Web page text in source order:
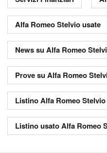
Alfa Romeo Stelvio usate
News su Alfa Romeo
Prove su Alfa Romeo
Listino Alfa Romeo Stelvio
Listino usato Alfa Romeo